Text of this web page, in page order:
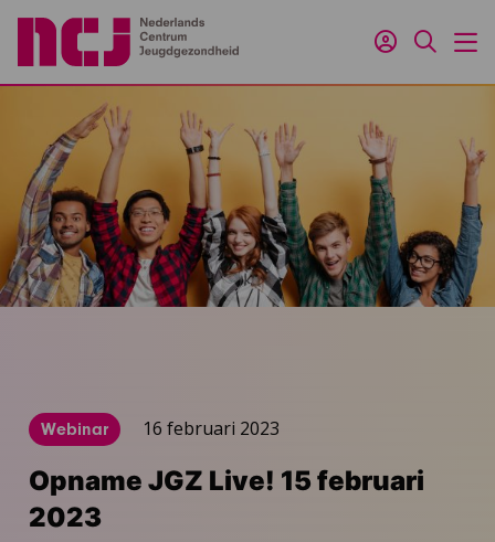
Inloggen
Zoeken
Webinar 16 februari 2023
Opname JGZ Live! 15 februari
2023